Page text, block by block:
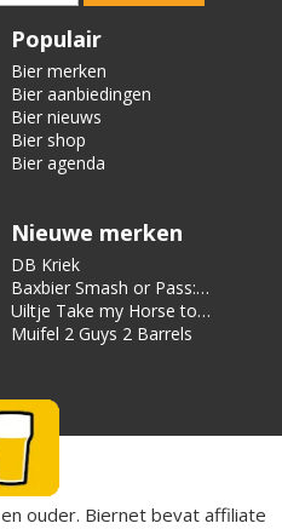
Populair
Bier merken
Bier aanbiedingen
Bier nieuws
Bier shop
Bier agenda
Nieuwe merken
DB Kriek
Baxbier Smash or Pass:
Strata
Uiltje Take my Horse to
the Hotel Room
Muifel 2 Guys 2 Barrels
ouder. Biernet bevat affiliate